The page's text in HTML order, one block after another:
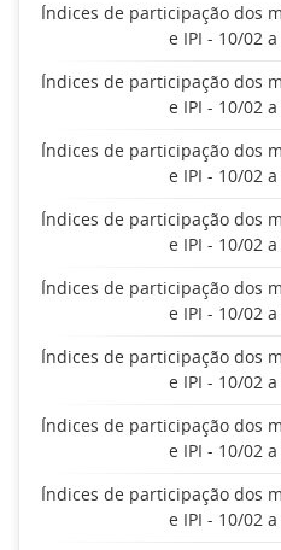
Índices de participação dos
e IPI - 10/02
Índices de participação dos
e IPI - 10/02
Índices de participação dos
e IPI - 10/02
Índices de participação dos
e IPI - 10/02
Índices de participação dos
e IPI - 10/02
Índices de participação dos
e IPI - 10/02
Índices de participação dos
e IPI - 10/02
Índices de participação dos
e IPI - 10/02